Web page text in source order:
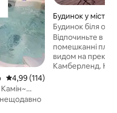
Середня оцінка: 4,99 з 5,
4,99 (114)
і ліжком
нещодавно
Будинок у місті
Будинок біля
Монтічелло
Відпочиньте в
помешканні
видом на
Камберленд. Насолоджуйтеся